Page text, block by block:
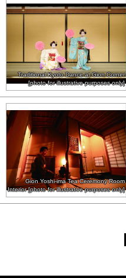
Traditional Kyoto Dance at Gion Corner
[photo for illustrative purposes only]
Gion Yoshi-ima Tea Ceremony Room
Interior [photo for illustrative purposes only]